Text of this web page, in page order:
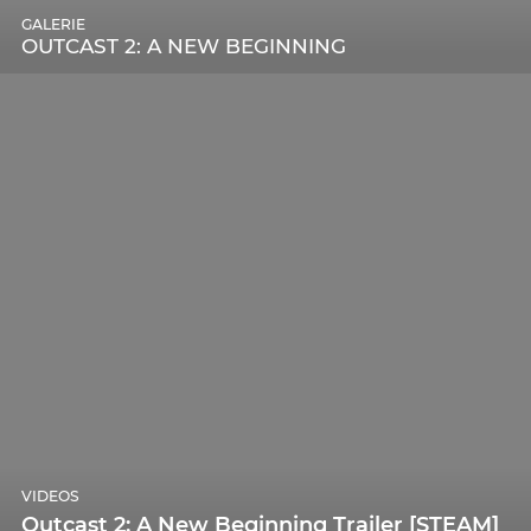
OUTCAST 2: A NEW BEGINNING
GALERIE
Outcast 2: A New Beginning Trailer [STEAM]
VIDEOS